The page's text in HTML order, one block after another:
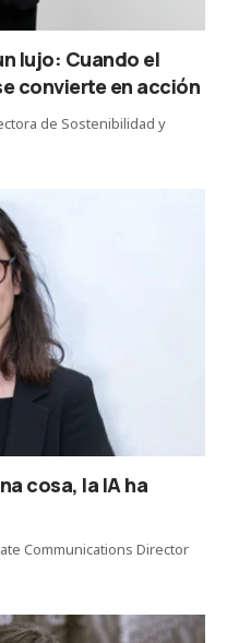
lujo: Cuando el
convierte en acción
de Sostenibilidad y
cosa, la IA ha
Communications Director